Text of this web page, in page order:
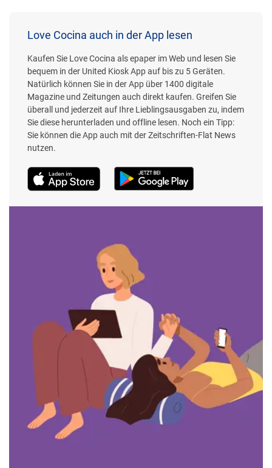
Love Cocina auch in der App lesen
Kaufen Sie Love Cocina als epaper im Web und lesen Sie
bequem in der United Kiosk App auf bis zu 5 Geräten.
Natürlich können Sie in der App über 1400 digitale
Magazine und Zeitungen auch direkt kaufen. Greifen Sie
überall und jederzeit auf Ihre Lieblingsausgaben zu, indem
Sie diese herunterladen und offline lesen. Noch ein Tipp:
Sie können die App auch mit der Zeitschriften-Flat News
nutzen.